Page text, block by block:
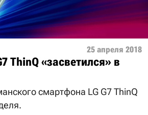
25 апреля 2018
ThinQ «засветился» в
смартфона LG G7 ThinQ